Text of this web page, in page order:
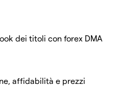
dei titoli con forex DMA
affidabilità e prezzi